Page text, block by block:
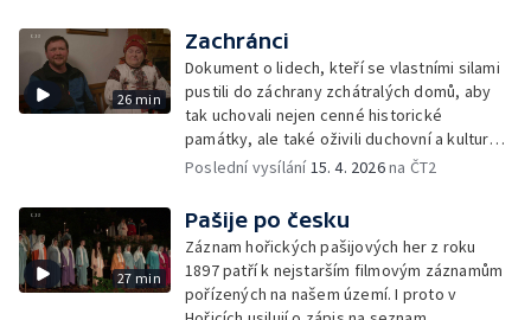
26 min
Zachránci
Dokument o lidech, kteří se vlastními silami
pustili do záchrany zchátralých domů, aby
tak uchovali nejen cenné historické
památky, ale také oživili duchovní a kulturní
tradice ve své obci.
Poslední vysílání15. 4. 2026na ČT2
27 min
Pašije po česku
Záznam hořických pašijových her z roku
1897 patří k nejstarším filmovým záznamům
pořízených na našem území. I proto v